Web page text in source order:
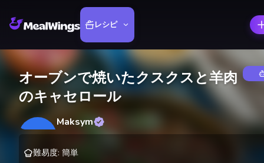
レシピ
オーブンで焼いたクスクスと羊肉
のキャセロール
M
Maksym
難易度: 簡単